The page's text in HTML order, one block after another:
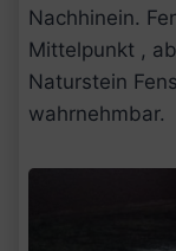
Nachhinein.
Mittelpunkt ,
Naturstein
wahrnehmbar.